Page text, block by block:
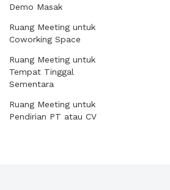
Demo Masak
Ruang Meeting untuk
Coworking Space
Ruang Meeting untuk
Tempat Tinggal
Sementara
Ruang Meeting untuk
Pendirian PT atau CV